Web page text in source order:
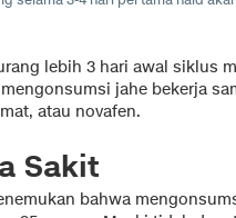
lebih 3 hari awal siklus
jahe bekerja
atau novafen.
Sakit
bahwa